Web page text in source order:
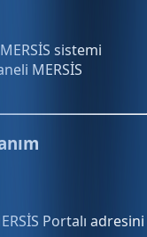
sistemi
MERSİS
Portalı adresini